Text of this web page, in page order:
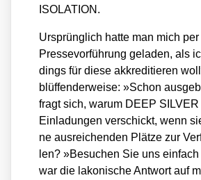
ISOLATION.
Ursprüng­lich hat­te man mich
Pres­se­vor­füh­rung gela­den, als
dings für die­se akkre­di­tie­ren
blüf­fen­der­wei­se: »Schon
fragt sich, war­um DEEP
Ein­la­dun­gen ver­schickt, wenn
ne aus­rei­chen­den Plät­ze zur
len? »Besu­chen Sie uns
war die lako­ni­sche Ant­wort auf